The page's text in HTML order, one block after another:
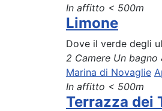
In affitto < 500m
Limone
Dove il verde degli
2 Camere Un bagno
Marina di Novaglie
In affitto < 500m
Terrazza dei